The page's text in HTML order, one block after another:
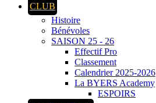
CLUB
Histoire
Bénévoles
SAISON 25 - 26
Effectif Pro
Classement
Calendrier 2025-2026
La BYERS Academy
ESPOIRS